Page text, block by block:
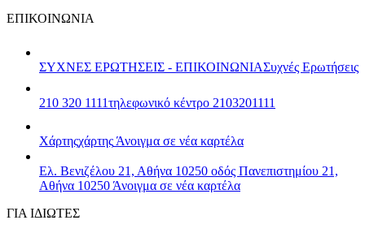
ΕΠΙΚΟΙΝΩΝΙΑ
ΣΥΧΝΕΣ ΕΡΩΤΗΣΕΙΣ - ΕΠΙΚΟΙΝΩΝΙΑΣυχνές Ερωτήσεις
210 320 1111τηλεφωνικό κέντρο 2103201111
Χάρτηςχάρτης Άνοιγμα σε νέα καρτέλα
Ελ. Βενιζέλου 21, Αθήνα 10250 οδός Πανεπιστημίου 21,
Αθήνα 10250 Άνοιγμα σε νέα καρτέλα
ΓΙΑ ΙΔΙΩΤΕΣ